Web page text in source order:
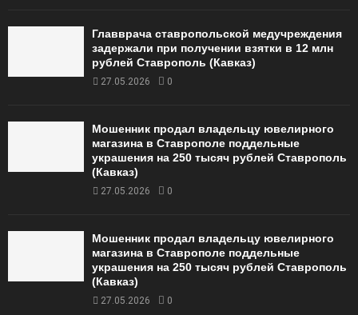
Главврача ставропольской медучреждения
задержали при получении взятки в 12 млн
рублей Ставрополь (Кавказ)
27.05.2026 0
Мошенник продал владельцу ювелирного
магазина в Ставрополе поддельные
украшения на 250 тысяч рублей Ставрополь
(Кавказ)
27.05.2026 0
Мошенник продал владельцу ювелирного
магазина в Ставрополе поддельные
украшения на 250 тысяч рублей Ставрополь
(Кавказ)
27.05.2026 0